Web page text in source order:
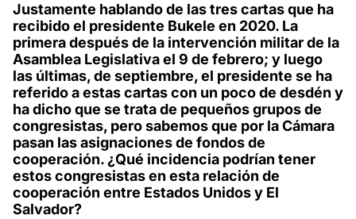
Justamente hablando de las tres cartas que ha
recibido el presidente Bukele en 2020. La
primera después de la intervención militar de la
Asamblea Legislativa el 9 de febrero; y luego
las últimas, de septiembre, el presidente se ha
referido a estas cartas con un poco de desdén y
ha dicho que se trata de pequeños grupos de
congresistas, pero sabemos que por la Cámara
pasan las asignaciones de fondos de
cooperación. ¿Qué incidencia podrían tener
estos congresistas en esta relación de
cooperación entre Estados Unidos y El
Salvador?